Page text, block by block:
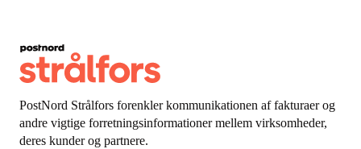
PostNord Strålfors forenkler kommunikationen af fakturaer og
andre vigtige forretningsinformationer mellem virksomheder,
deres kunder og partnere.